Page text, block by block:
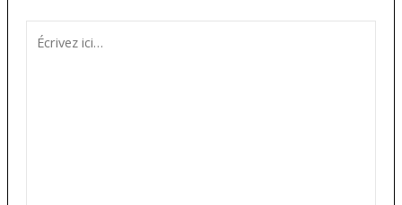
ici…